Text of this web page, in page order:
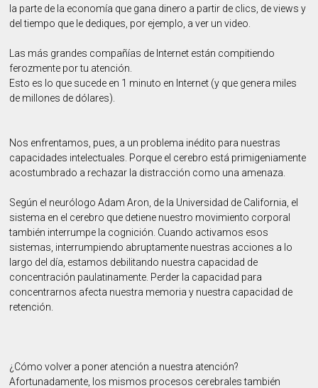
la parte de la economía que gana dinero a partir de clics, de views y
del tiempo que le dediques, por ejemplo, a ver un video.
Las más grandes compañías de Internet están compitiendo
ferozmente por tu atención.
Esto es lo que sucede en 1 minuto en Internet (y que genera miles
de millones de dólares).
Nos enfrentamos, pues, a un problema inédito para nuestras
capacidades intelectuales. Porque el cerebro está primigeniamente
acostumbrado a rechazar la distracción como una amenaza.
Según el neurólogo Adam Aron, de la Universidad de California, el
sistema en el cerebro que detiene nuestro movimiento corporal
también interrumpe la cognición. Cuando activamos esos
sistemas, interrumpiendo abruptamente nuestras acciones a lo
largo del día, estamos debilitando nuestra capacidad de
concentración paulatinamente. Perder la capacidad para
concentrarnos afecta nuestra memoria y nuestra capacidad de
retención.
¿Cómo volver a poner atención a nuestra atención?
Afortunadamente, los mismos procesos cerebrales también